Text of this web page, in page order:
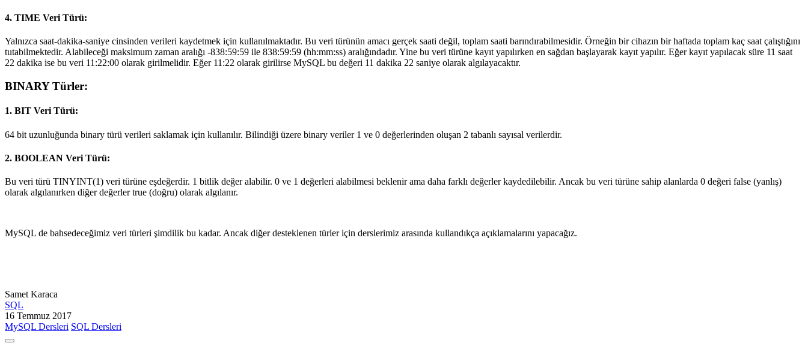
4. TIME Veri Türü:
Yalnızca saat-dakika-saniye cinsinden verileri kaydetmek için kullanılmaktadır. Bu veri türünün amacı gerçek saati değil, toplam saati barındırabilmesidir. Örneğin bir cihazın bir haftada toplam kaç saat çalıştığını
tutabilmektedir. Alabileceği maksimum zaman aralığı -838:59:59 ile 838:59:59 (hh:mm:ss) aralığındadır. Yine bu veri türüne kayıt yapılırken en sağdan başlayarak kayıt yapılır. Eğer kayıt yapılacak süre 11 saat
22 dakika ise bu veri 11:22:00 olarak girilmelidir. Eğer 11:22 olarak girilirse MySQL bu değeri 11 dakika 22 saniye olarak algılayacaktır.
BINARY Türler:
1. BIT Veri Türü:
64 bit uzunluğunda binary türü verileri saklamak için kullanılır. Bilindiği üzere binary veriler 1 ve 0 değerlerinden oluşan 2 tabanlı sayısal verilerdir.
2. BOOLEAN Veri Türü:
Bu veri türü TINYINT(1) veri türüne eşdeğerdir. 1 bitlik değer alabilir. 0 ve 1 değerleri alabilmesi beklenir ama daha farklı değerler kaydedilebilir. Ancak bu veri türüne sahip alanlarda 0 değeri false (yanlış)
olarak algılanırken diğer değerler true (doğru) olarak algılanır.
MySQL de bahsedeceğimiz veri türleri şimdilik bu kadar. Ancak diğer desteklenen türler için derslerimiz arasında kullandıkça açıklamalarını yapacağız.
Samet Karaca
SQL
16 Temmuz 2017
MySQL Dersleri SQL Dersleri